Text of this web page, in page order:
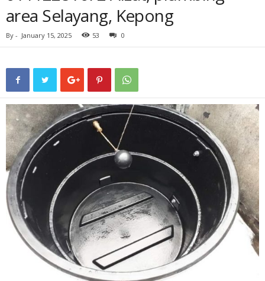
area Selayang, Kepong
By - January 15, 2025 53 0